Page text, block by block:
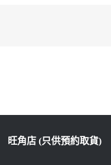
旺角店 (只供預約取貨)